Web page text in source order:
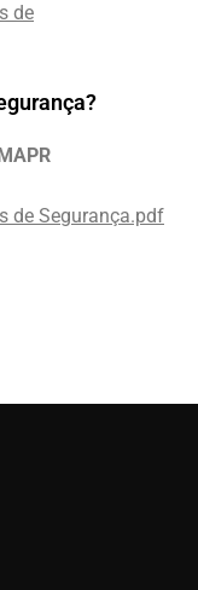
de
de Segurança.pdf